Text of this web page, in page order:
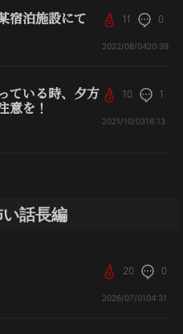
宿泊施設にて 11 0
2022/08/0420:39
ている時、夕方
意を！
10 1
2021/10/0316:13
話長編
20 0
2026/07/01 04:31